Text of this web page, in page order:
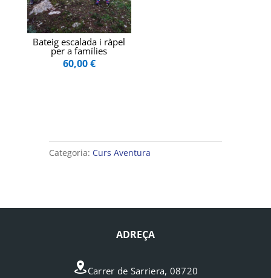
Bateig escalada i ràpel
per a famílies
60,00€
Categoria: Curs Aventura
ADREÇA
Carrer de Sarriera, 08720